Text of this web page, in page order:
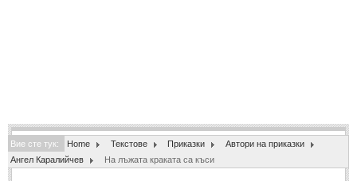
Стихове с видео (28)
Поезия - класика
Вие сте тук: Home Текстове Приказки
Автори на приказки
Ангел Каралийчев
На лъжата краката са къси